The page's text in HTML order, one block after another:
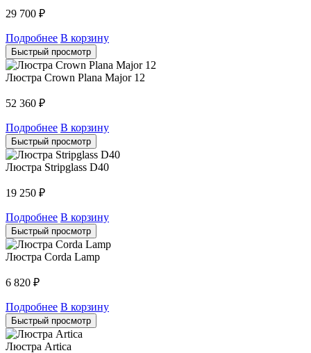
29 700 ₽
Подробнее В корзину
Быстрый просмотр
Люстра Crown Plana Major 12
52 360 ₽
Подробнее В корзину
Быстрый просмотр
Люстра Stripglass D40
19 250 ₽
Подробнее В корзину
Быстрый просмотр
Люстра Corda Lamp
6 820 ₽
Подробнее В корзину
Быстрый просмотр
Люстра Artica